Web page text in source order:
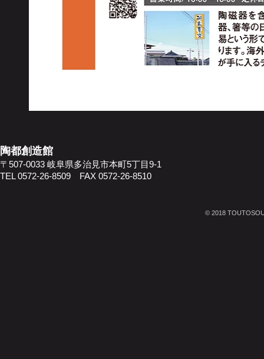
​陶都創造館
​〒507-0033 岐阜県多治見市本町5丁目9-1
TEL 0572-26-8509 FAX 0572-26-8510
© 2018